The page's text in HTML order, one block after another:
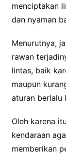
menciptakan
dan nyaman
Menurutnya,
rawan
lintas, baik
maupun
aturan berlalu
Oleh karena
kendaraan
memberikan